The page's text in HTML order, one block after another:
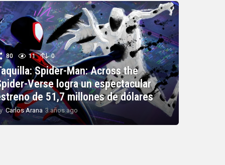
80 11 0
Spider-Man: Across the
Verse logra un espectacular
de 51,7 millones de dólares
Carlos Arana 3 años ago
a